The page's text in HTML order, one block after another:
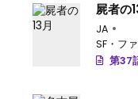
屍者の
JA
SF・フ
第37